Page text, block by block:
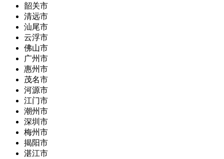
韶关市
清远市
汕尾市
云浮市
佛山市
广州市
惠州市
茂名市
河源市
江门市
潮州市
深圳市
梅州市
揭阳市
湛江市